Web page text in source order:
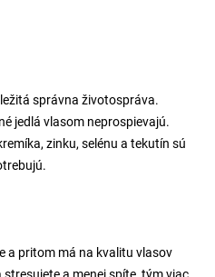
správna životospráva.
jedlá vlasom neprospievajú.
zinku, selénu a tekutín sú
a pritom má na kvalitu vlasov